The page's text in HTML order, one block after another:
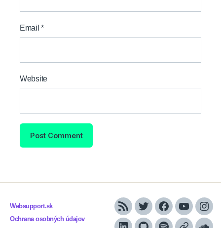
Email*
Website
Websupport.sk
Ochrana osobných údajov
RSS TwitterFacebook
YouTube